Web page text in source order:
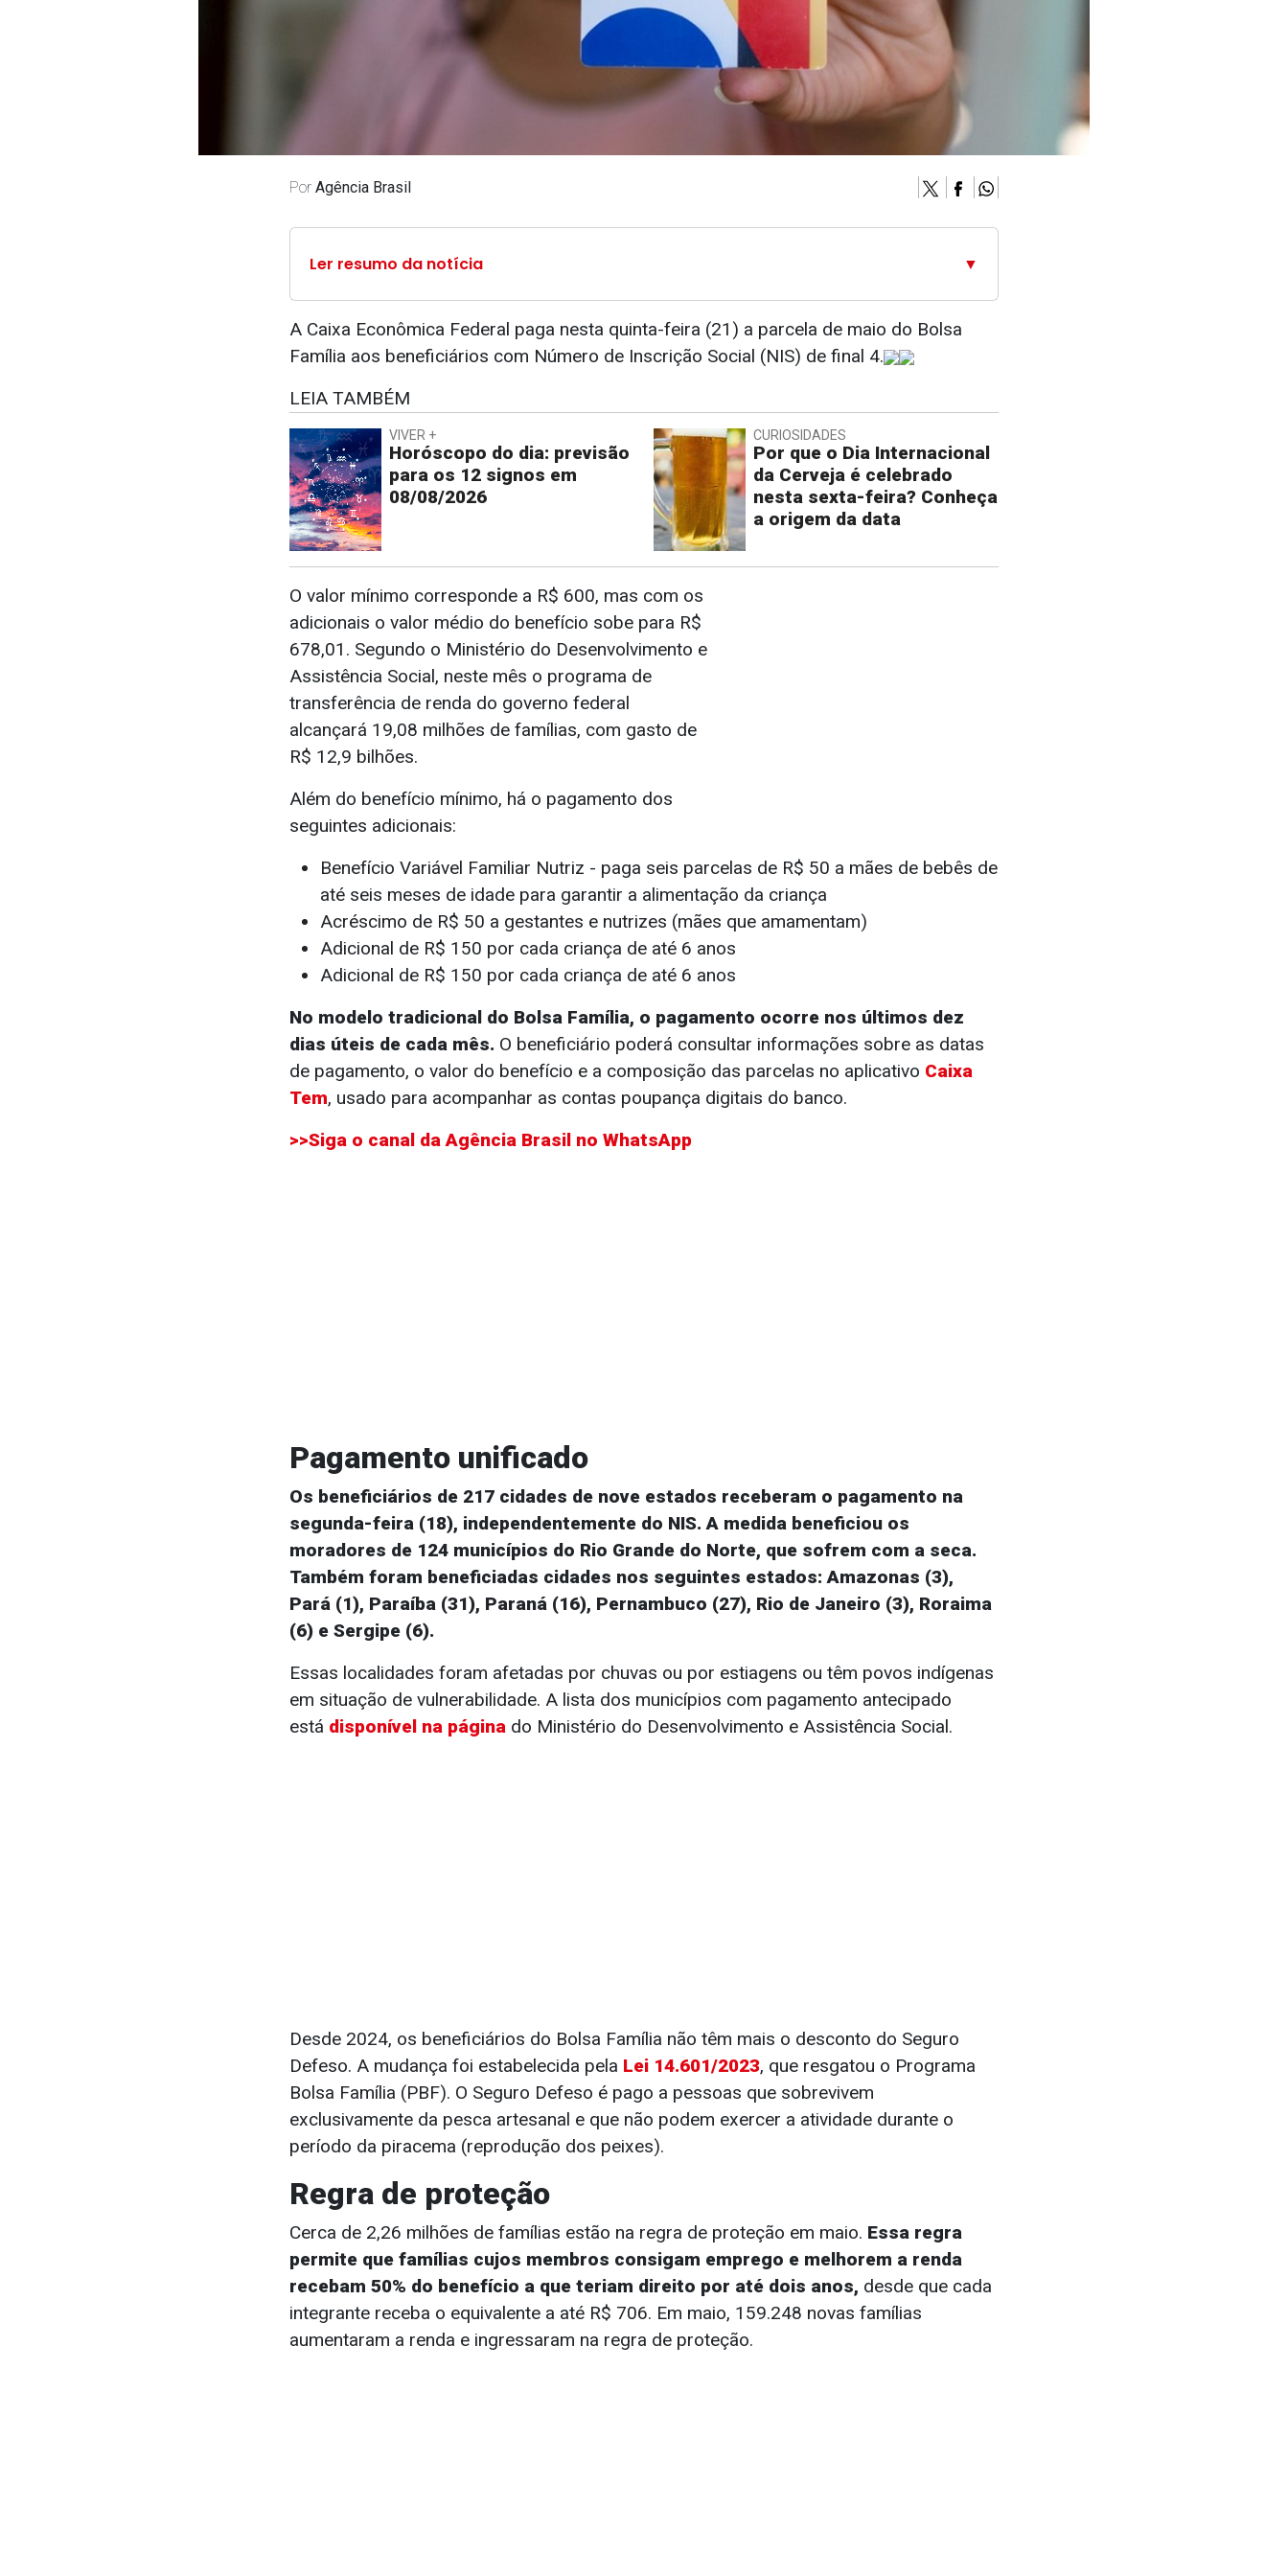
Por Agência Brasil
Ler resumo da notícia ▼
A Caixa Econômica Federal paga nesta quinta-feira (21) a parcela de maio do Bolsa
Família aos beneficiários com Número de Inscrição Social (NIS) de final 4.
LEIA TAMBÉM
VIVER +
Horóscopo do dia: previsão
para os 12 signos em
08/08/2026
CURIOSIDADES
Por que o Dia Internacional
da Cerveja é celebrado
nesta sexta-feira? Conheça
a origem da data
O valor mínimo corresponde a R$ 600, mas com os
adicionais o valor médio do benefício sobe para R$
678,01. Segundo o Ministério do Desenvolvimento e
Assistência Social, neste mês o programa de
transferência de renda do governo federal
alcançará 19,08 milhões de famílias, com gasto de
R$ 12,9 bilhões.
Além do benefício mínimo, há o pagamento dos
seguintes adicionais:
Benefício Variável Familiar Nutriz - paga seis parcelas de R$ 50 a mães de bebês de
até seis meses de idade para garantir a alimentação da criança
Acréscimo de R$ 50 a gestantes e nutrizes (mães que amamentam)
Adicional de R$ 150 por cada criança de até 6 anos
Adicional de R$ 150 por cada criança de até 6 anos
No modelo tradicional do Bolsa Família, o pagamento ocorre nos últimos dez
dias úteis de cada mês. O beneficiário poderá consultar informações sobre as datas
de pagamento, o valor do benefício e a composição das parcelas no aplicativo Caixa
Tem, usado para acompanhar as contas poupança digitais do banco.
>>Siga o canal daAgência Brasil no WhatsApp
Pagamento unificado
Os beneficiários de 217 cidades de nove estados receberam o pagamento na
segunda-feira (18), independentemente do NIS. A medida beneficiou os
moradores de 124 municípios do Rio Grande do Norte, que sofrem com a seca.
Também foram beneficiadas cidades nos seguintes estados: Amazonas (3),
Pará (1), Paraíba (31), Paraná (16), Pernambuco (27), Rio de Janeiro (3), Roraima
(6) e Sergipe (6).
Essas localidades foram afetadas por chuvas ou por estiagens ou têm povos indígenas
em situação de vulnerabilidade. A lista dos municípios com pagamento antecipado
está disponível na página do Ministério do Desenvolvimento e Assistência Social.
Desde 2024, os beneficiários do Bolsa Família não têm mais o desconto do Seguro
Defeso. A mudança foi estabelecida pela Lei 14.601/2023, que resgatou o Programa
Bolsa Família (PBF). O Seguro Defeso é pago a pessoas que sobrevivem
exclusivamente da pesca artesanal e que não podem exercer a atividade durante o
período da piracema (reprodução dos peixes).
Regra de proteção
Cerca de 2,26 milhões de famílias estão na regra de proteção em maio. Essa regra
permite que famílias cujos membros consigam emprego e melhorem a renda
recebam 50% do benefício a que teriam direito por até dois anos, desde que cada
integrante receba o equivalente a até R$ 706. Em maio, 159.248 novas famílias
aumentaram a renda e ingressaram na regra de proteção.